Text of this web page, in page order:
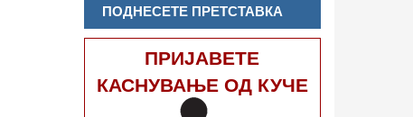
ПОДНЕСЕТЕ ПРЕТСТАВКА
ПРИЈАВЕТЕ
КАСНУВАЊЕ ОД КУЧЕ